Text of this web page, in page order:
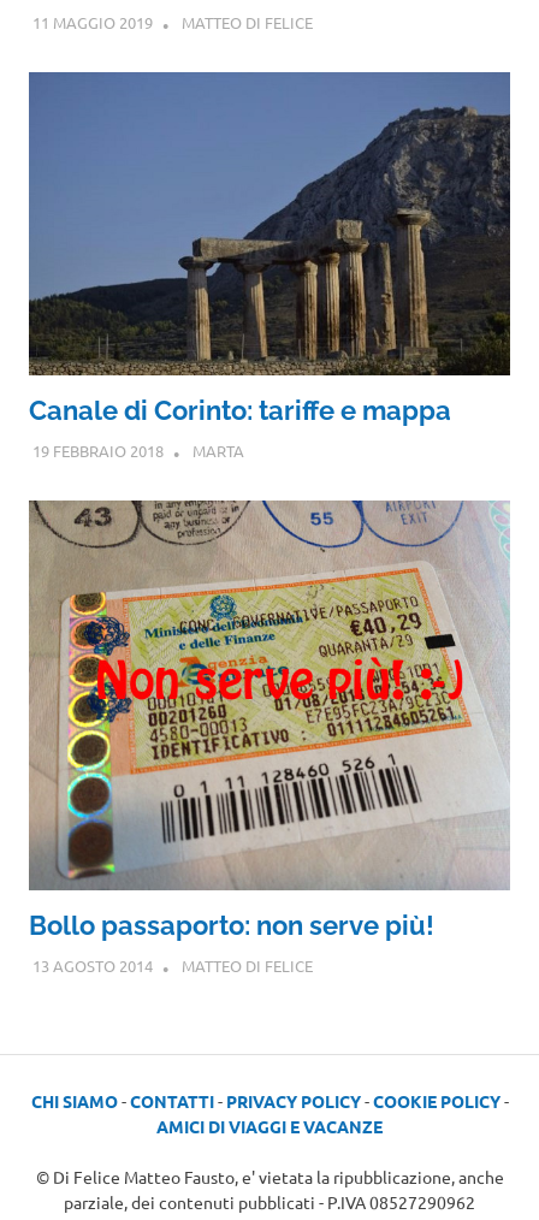
11 MAGGIO 2019 MATTEO DI FELICE
Canale di Corinto: tariffe e mappa
19 FEBBRAIO 2018 MARTA
Bollo passaporto: non serve più!
13 AGOSTO 2014 MATTEO DI FELICE
CHI SIAMO-CONTATTI- PRIVACY POLICY-COOKIE POLICY-
AMICI DI VIAGGI E VACANZE
© Di Felice Matteo Fausto, e' vietata la ripubblicazione, anche
parziale, dei contenuti pubblicati - P.IVA 08527290962